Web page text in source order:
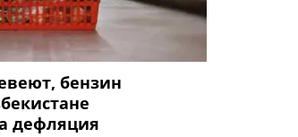
бензин
дефляция